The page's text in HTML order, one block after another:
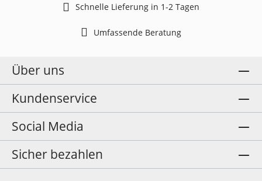
Schnelle Lieferung in 1-2 Tagen
Umfassende Beratung
Über uns
Kundenservice
Social Media
Sicher bezahlen